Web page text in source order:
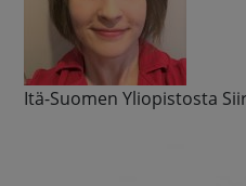
Itä-Suomen Yliopistosta